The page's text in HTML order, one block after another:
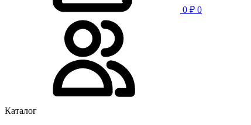
0 ₽ 0
Каталог